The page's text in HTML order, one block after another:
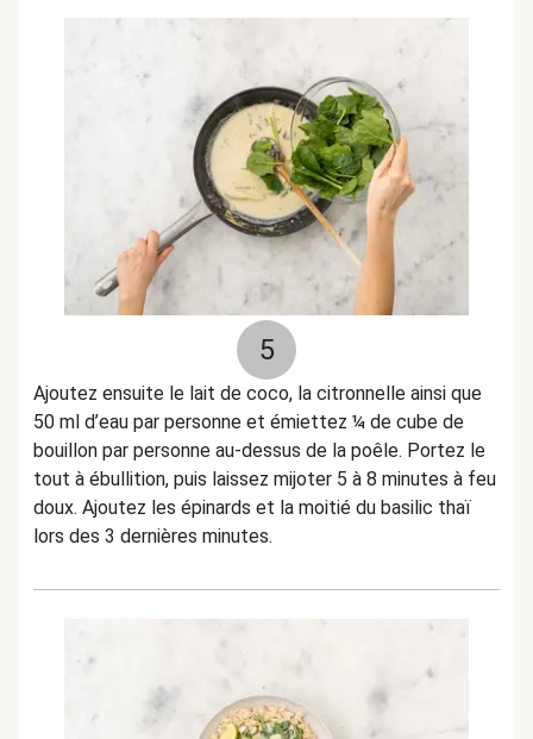
5
Ajoutez ensuite le lait de coco, la citronnelle ainsi que
50 ml d’eau par personne et émiettez ¼ de cube de
bouillon par personne au-dessus de la poêle. Portez le
tout à ébullition, puis laissez mijoter 5 à 8 minutes à feu
doux. Ajoutez les épinards et la moitié du basilic thaï
lors des 3 dernières minutes.